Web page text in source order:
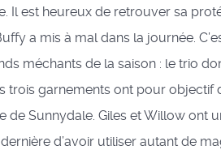
Il est heureux de retrouver sa
a mis à mal dans la journée.
méchants de la saison : le trio
trois garnements ont pour objectif
de Sunnydale. Giles et Willow ont
d’avoir utiliser autant de